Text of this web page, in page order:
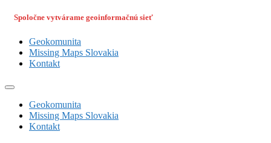
Spoločne vytvárame geoinformačnú sieť
Geokomunita
Missing Maps Slovakia
Kontakt
Geokomunita
Missing Maps Slovakia
Kontakt